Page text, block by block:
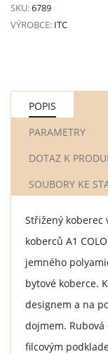
SKU:6789
VÝROBCE: ITC
POPIS
PARAMETRY
DOTAZ K
SOUBORY KE
Střižený koberec
koberců A1
jemného
bytové koberce.
designem a na
dojmem.
filcovým